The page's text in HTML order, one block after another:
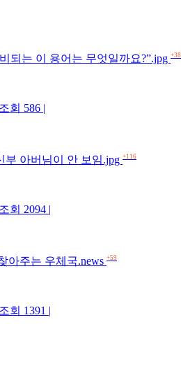
되는 이 용어는 무엇일까요?”.jpg +38
회 586 |
부 아버님이 안 보임.jpg +116
회 2094 |
아주는 우체국.news +59
회 1391 |